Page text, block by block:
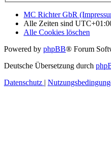
MC Richter GbR
Alle Zeiten sind
Alle Cookies löschen
Powered by phpBB® Forum
Deutsche Übersetzung durch
Datenschutz |